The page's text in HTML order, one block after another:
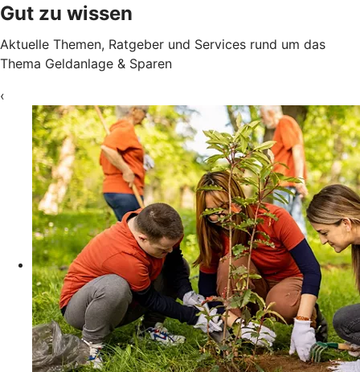
Gut zu wissen
Aktuelle Themen, Ratgeber und Services rund um das
Thema Geldanlage & Sparen
‹